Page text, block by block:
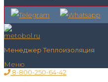
Менеджер Теплоизоляция
Меню
8-800-250-64-42